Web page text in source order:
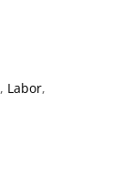
, Labor,